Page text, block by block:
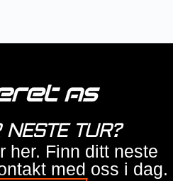
NESTE TUR?
her. Finn ditt neste
med oss i dag.